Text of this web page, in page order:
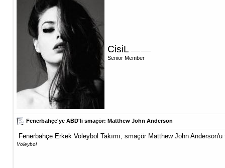
CisiL
Senior Member
Fenerbahçe'ye ABD'li smaçör: Matthew John Anderson
Fenerbahçe Erkek Voleybol Takımı, smaçör Matthew John
Voleybol